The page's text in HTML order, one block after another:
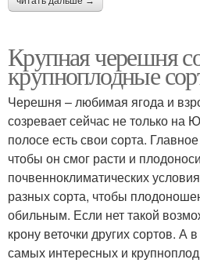
Крупная черешня
крупноплодные
Черешня – любимая ягода и
созревает сейчас не только на
полосе есть свои сорта.
чтобы он смог расти и
почвенноклиматических
разных сорта, чтобы
обильным. Если нет такой
крону веточки других сортов. А
самых интересных и